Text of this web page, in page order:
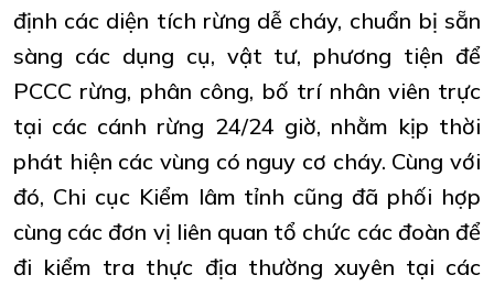
định các diện tích rừng dễ cháy, chuẩn bị sẵn
sàng các dụng cụ, vật tư, phương tiện để
PCCC rừng, phân công, bố trí nhân viên trực
tại các cánh rừng 24/24 giờ, nhằm kịp thời
phát hiện các vùng có nguy cơ cháy. Cùng với
đó, Chi cục Kiểm lâm tỉnh cũng đã phối hợp
cùng các đơn vị liên quan tổ chức các đoàn để
đi kiểm tra thực địa thường xuyên tại các